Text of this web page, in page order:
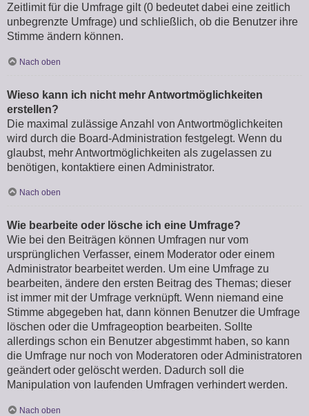
Zeitlimit für die Umfrage gilt (0 bedeutet dabei eine zeitlich
unbegrenzte Umfrage) und schließlich, ob die Benutzer ihre
Stimme ändern können.
Nach oben
Wieso kann ich nicht mehr Antwortmöglichkeiten
erstellen?
Die maximal zulässige Anzahl von Antwortmöglichkeiten
wird durch die Board-Administration festgelegt. Wenn du
glaubst, mehr Antwortmöglichkeiten als zugelassen zu
benötigen, kontaktiere einen Administrator.
Nach oben
Wie bearbeite oder lösche ich eine Umfrage?
Wie bei den Beiträgen können Umfragen nur vom
ursprünglichen Verfasser, einem Moderator oder einem
Administrator bearbeitet werden. Um eine Umfrage zu
bearbeiten, ändere den ersten Beitrag des Themas; dieser
ist immer mit der Umfrage verknüpft. Wenn niemand eine
Stimme abgegeben hat, dann können Benutzer die Umfrage
löschen oder die Umfrageoption bearbeiten. Sollte
allerdings schon ein Benutzer abgestimmt haben, so kann
die Umfrage nur noch von Moderatoren oder Administratoren
geändert oder gelöscht werden. Dadurch soll die
Manipulation von laufenden Umfragen verhindert werden.
Nach oben